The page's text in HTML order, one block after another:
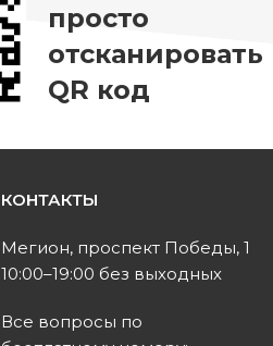
просто
отсканировать
QR код
КОНТАКТЫ
Мегион, проспект Победы, 1
10:00–19:00 без выходных
Все вопросы по